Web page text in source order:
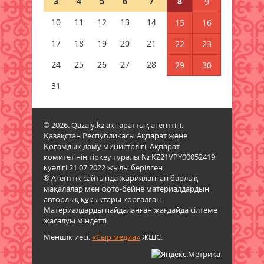
Қазақстандықтар Құрылтай
сайлауынан жақсылық күтеді –
қоғамдық пікір зерттеуі
07 тамыз 2026 ж.
Қазақстанда жалған көлік
нөмірін сатып келген схема
әшкере болды
07 тамыз 2026 ж. 77
"Қазгидромет" демалыс
күндеріне арналған ауа райы
болжамын жариялады
07 тамыз 2026 ж. 77
10
11 12 13 14 15
16
17
18 19 20 21 22
23
24
25 26 27 28 29
30
31
© 2026. Qazaly.kz ақпараттық агенттігі.
Қазақстан Республикасы Ақпарат және
Қоғамдық даму министрлігі, Ақпарат
комитетінің тіркеу туралы № KZ21VPY00052419
куәлігі 21.07.2022 жылы берілген.
® Агенттік сайтында жарияланған барлық
мақалалар мен фото-бейне материалдардың
авторлық құқықтары қорғалған.
Материалдарды пайдаланған жағдайда сілтеме
жасалуы міндетті.
Меншік иесі:«Сыр медиа»ЖШС.